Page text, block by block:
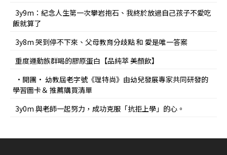
3y9m：紀念人生第一次攀岩抱石、我終於放過自己孩子不愛吃
飯就算了
3y8m 哭到停不下來、父母教育分歧點 和 愛是唯一答案
重度運動族群喝的膠原蛋白【品純萃 美顏飲】
•開團• 幼教屆老字號《理特尚》由幼兒發展專家共同研發的
學習圖卡＆ 推薦購買清單
3y0m 與老師一起努力，成功克服「抗拒上學」的心。